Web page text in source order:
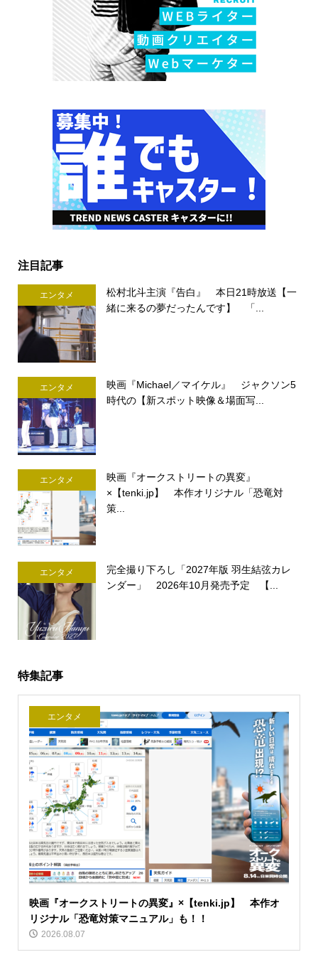
注目記事
エンタメ
松村北斗主演『告白』 本日21時放送【一
緒に来るの夢だったんです】 「...
エンタメ
映画『Michael／マイケル』 ジャクソン5
時代の【新スポット映像＆場面写...
エンタメ
映画『オークストリートの異変』
×【tenki.jp】 本作オリジナル「恐竜対
策...
エンタメ
完全撮り下ろし「2027年版 羽生結弦カレ
ンダー」 2026年10月発売予定 【...
特集記事
エンタメ
映画『オークストリートの異変』×【tenki.jp】 本作オ
リジナル「恐竜対策マニュアル」も！！
2026.08.07